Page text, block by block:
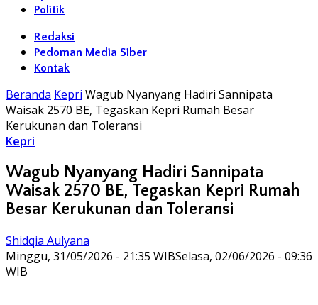
Politik
Redaksi
Pedoman Media Siber
Kontak
Beranda Kepri Wagub Nyanyang Hadiri Sannipata
Waisak 2570 BE, Tegaskan Kepri Rumah Besar
Kerukunan dan Toleransi
Kepri
Wagub Nyanyang Hadiri Sannipata
Waisak 2570 BE, Tegaskan Kepri Rumah
Besar Kerukunan dan Toleransi
Shidqia Aulyana
Minggu, 31/05/2026 - 21:35 WIBSelasa, 02/06/2026 - 09:36
WIB